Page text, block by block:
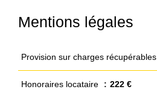
Mentions légales
Provision sur charges récupérables
Honoraires locataire 222 €